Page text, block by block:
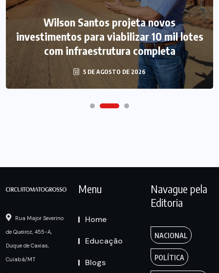
Wilson Santos projeta novos
investimentos para viabilizar 10 mil lotes
com infraestrutura completa
5 DE AGOSTO DE 2026
Rua Major Severino
de Queiroz, 455-A,
Duque de Caxias,
Cuiabá/MT
Menu
Home
Educação
Blogs
Navague pela
Editoria
NACIONAL
POLÍTICA